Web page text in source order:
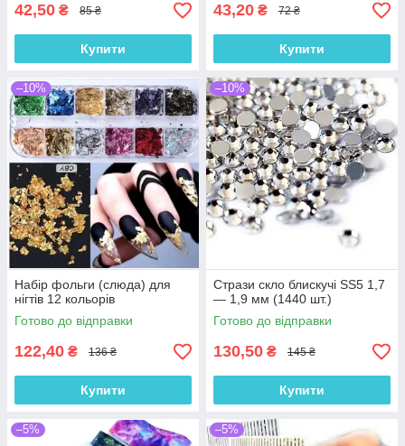
42,50 ₴ 85 ₴
Купити
43,20 ₴ 72 ₴
Купити
–10%
Набір фольги (слюда) для
нігтів 12 кольорів
Готово до відправки
122,40 ₴ 136 ₴
Купити
–10%
Стрази скло блискучі SS5 1,7
— 1,9 мм (1440 шт.)
Готово до відправки
130,50 ₴ 145 ₴
Купити
–5% –5%